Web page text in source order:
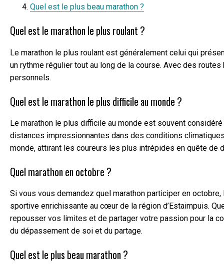
Quel est le plus beau marathon ?
Quel est le marathon le plus roulant ?
Le marathon le plus roulant est généralement celui qui
un rythme régulier tout au long de la course. Avec des
personnels.
Quel est le marathon le plus difficile au monde ?
Le marathon le plus difficile au monde est souvent
distances impressionnantes dans des conditions
monde, attirant les coureurs les plus intrépides en quête de
Quel marathon en octobre ?
Si vous vous demandez quel marathon participer en
sportive enrichissante au cœur de la région d’Estaimpuis.
repousser vos limites et de partager votre passion pour la
du dépassement de soi et du partage.
Quel est le plus beau marathon ?